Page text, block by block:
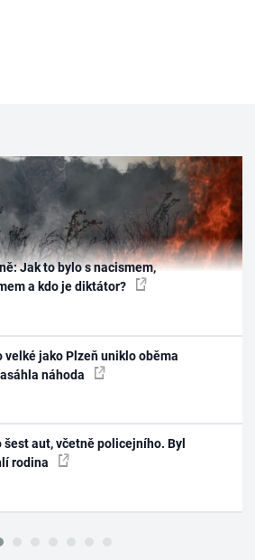
Jak to bylo s nacismem,
a kdo je diktátor?
velké jako Plzeň uniklo oběma
náhoda
aut, včetně policejního. Byl
rodina